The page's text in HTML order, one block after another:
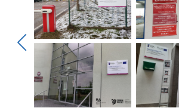
poprzednie
zdjęcia
Pokaż
zdjęcie
1
z
galerii.
Pokaż
zdjęcie
2
galerii.